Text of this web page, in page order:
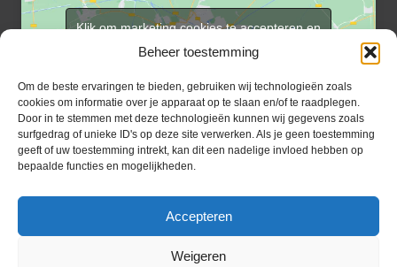
Beheer toestemming
Om de beste ervaringen te bieden, gebruiken wij technologieën zoals
cookies om informatie over je apparaat op te slaan en/of te raadplegen.
Door in te stemmen met deze technologieën kunnen wij gegevens zoals
surfgedrag of unieke ID's op deze site verwerken. Als je geen toestemming
geeft of uw toestemming intrekt, kan dit een nadelige invloed hebben op
bepaalde functies en mogelijkheden.
Accepteren
Weigeren
Klik om marketing cookies te accepteren en
deze inhoud in te schakelen
Inlog rooster vrijwilligers